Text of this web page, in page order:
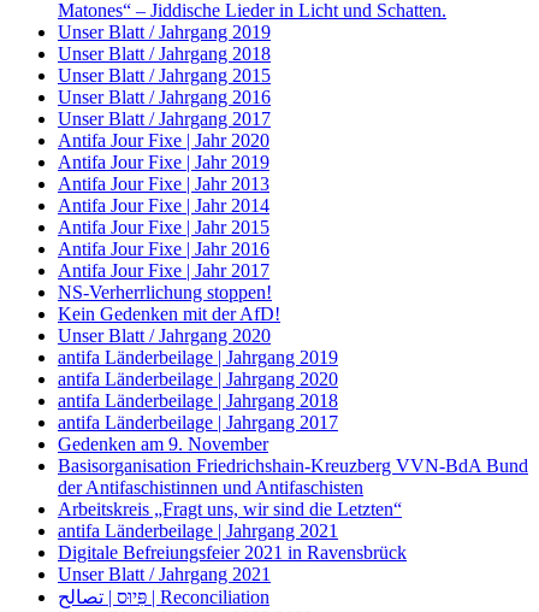
Matones“ – Jiddische Lieder in Licht und Schatten.
Unser Blatt / Jahrgang 2019
Unser Blatt / Jahrgang 2018
Unser Blatt / Jahrgang 2015
Unser Blatt / Jahrgang 2016
Unser Blatt / Jahrgang 2017
Antifa Jour Fixe | Jahr 2020
Antifa Jour Fixe | Jahr 2019
Antifa Jour Fixe | Jahr 2013
Antifa Jour Fixe | Jahr 2014
Antifa Jour Fixe | Jahr 2015
Antifa Jour Fixe | Jahr 2016
Antifa Jour Fixe | Jahr 2017
NS-Verherrlichung stoppen!
Kein Gedenken mit der AfD!
Unser Blatt / Jahrgang 2020
antifa Länderbeilage | Jahrgang 2019
antifa Länderbeilage | Jahrgang 2020
antifa Länderbeilage | Jahrgang 2018
antifa Länderbeilage | Jahrgang 2017
Gedenken am 9. November
Basisorganisation Friedrichshain-Kreuzberg VVN-BdA Bund
der Antifaschistinnen und Antifaschisten
Arbeitskreis „Fragt uns, wir sind die Letzten“
antifa Länderbeilage | Jahrgang 2021
Digitale Befreiungsfeier 2021 in Ravensbrück
Unser Blatt / Jahrgang 2021
פִּיוּס | تصالح | Reconciliation